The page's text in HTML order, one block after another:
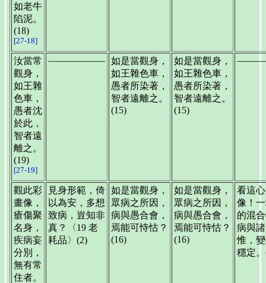
如老牛
陷泥。
(18)
[27-18]
汝當常
觀身，
如王雜
色車，
愚者沈
於此，
智者遠
離之。
(19)
[27-19]
—————— 如是當觀身，
如王雜色車，
愚者所染著，
智者遠離之。
(15)
如是當觀身，
如王雜色車，
愚者所染著，
智者遠離之。
(15)
觀此彩
畫像，
瘡傷聚
名身，
疾病妄
分別，
無有常
住者。
見身形範，倚
以為安，多想
致病，豈知非
真？〈19 老
耗品〉(2)
如是當觀身，
眾病之所因，
病與愚合會，
焉能可恃怙？
(16)
如是當觀身，
眾病之所因，
病與愚合會，
焉能可恃怙？
(16)
看這
像！
的混
病與
惟，
穩定